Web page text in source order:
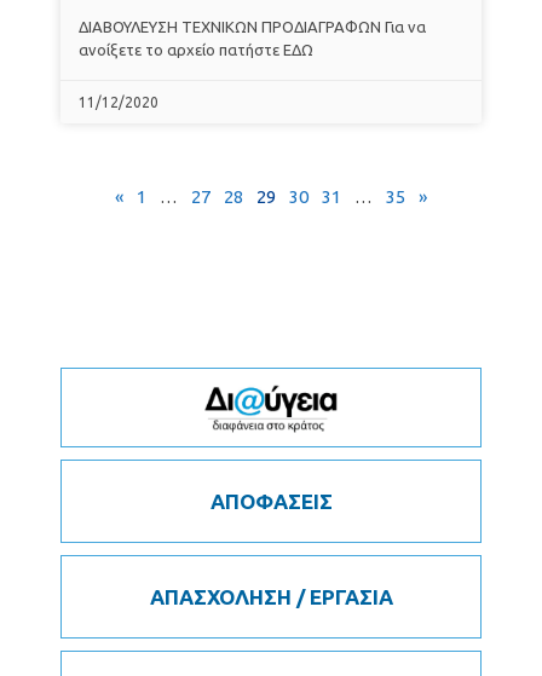
ΔΙΑΒΟΥΛΕΥΣΗ ΤΕΧΝΙΚΩΝ ΠΡΟΔΙΑΓΡΑΦΩΝ Για να
ανοίξετε το αρχείο πατήστε ΕΔΩ
11/12/2020
« 1 … 27 28 29 30 31 … 35 »
ΑΠΟΦΑΣΕΙΣ
ΑΠΑΣΧΟΛΗΣΗ / ΕΡΓΑΣΙΑ